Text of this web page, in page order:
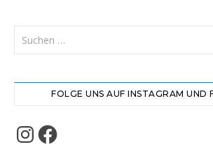
FOLGE UNS AUF INSTAGRAM UND
Instagram
Facebook